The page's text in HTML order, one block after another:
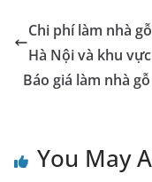
Chi phí làm nhà
Hà Nội và khu
Báo giá làm nhà
You May